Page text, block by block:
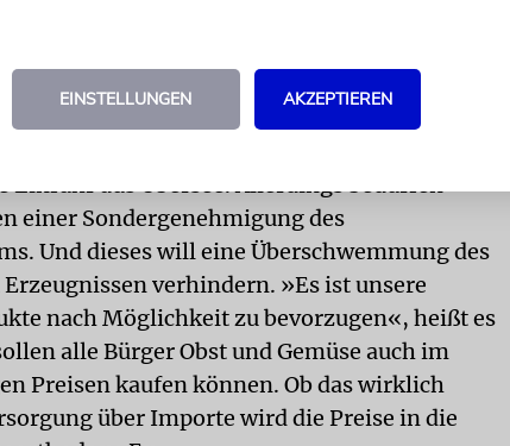
die ultraorthodoxen
gelegenen arabischen Feldflächen fiel
der neuen Trans-Israel-Autobahn
Einfuhr aus Übersee. Allerdings bedürfen
einer Sondergenehmigung des
Und dieses will eine Überschwemmung des
verhindern. »Es ist unsere
nach Möglichkeit zu bevorzugen«, heißt es
alle Bürger Obst und Gemüse auch im
Preisen kaufen können. Ob das wirklich
über Importe wird die Preise in die
EINSTELLUNGEN AKZEPTIEREN